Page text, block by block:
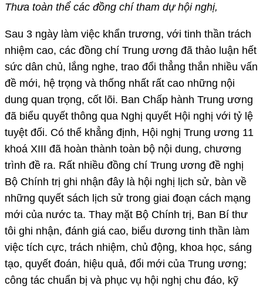
Thưa toàn thể các đồng chí tham dự hội nghị,
Sau 3 ngày làm việc khẩn trương, với tinh thần trách
nhiệm cao, các đồng chí Trung ương đã thảo luận hết
sức dân chủ, lắng nghe, trao đổi thẳng thắn nhiều vấn
đề mới, hệ trọng và thống nhất rất cao những nội
dung quan trọng, cốt lõi. Ban Chấp hành Trung ương
đã biểu quyết thông qua Nghị quyết Hội nghị với tỷ lệ
tuyệt đối. Có thể khẳng định, Hội nghị Trung ương 11
khoá XIII đã hoàn thành toàn bộ nội dung, chương
trình đề ra. Rất nhiều đồng chí Trung ương đề nghị
Bộ Chính trị ghi nhận đây là hội nghị lịch sử, bàn về
những quyết sách lịch sử trong giai đoạn cách mạng
mới của nước ta. Thay mặt Bộ Chính trị, Ban Bí thư
tôi ghi nhận, đánh giá cao, biểu dương tinh thần làm
việc tích cực, trách nhiệm, chủ động, khoa học, sáng
tạo, quyết đoán, hiệu quả, đổi mới của Trung ương;
công tác chuẩn bị và phục vụ hội nghị chu đáo, kỹ